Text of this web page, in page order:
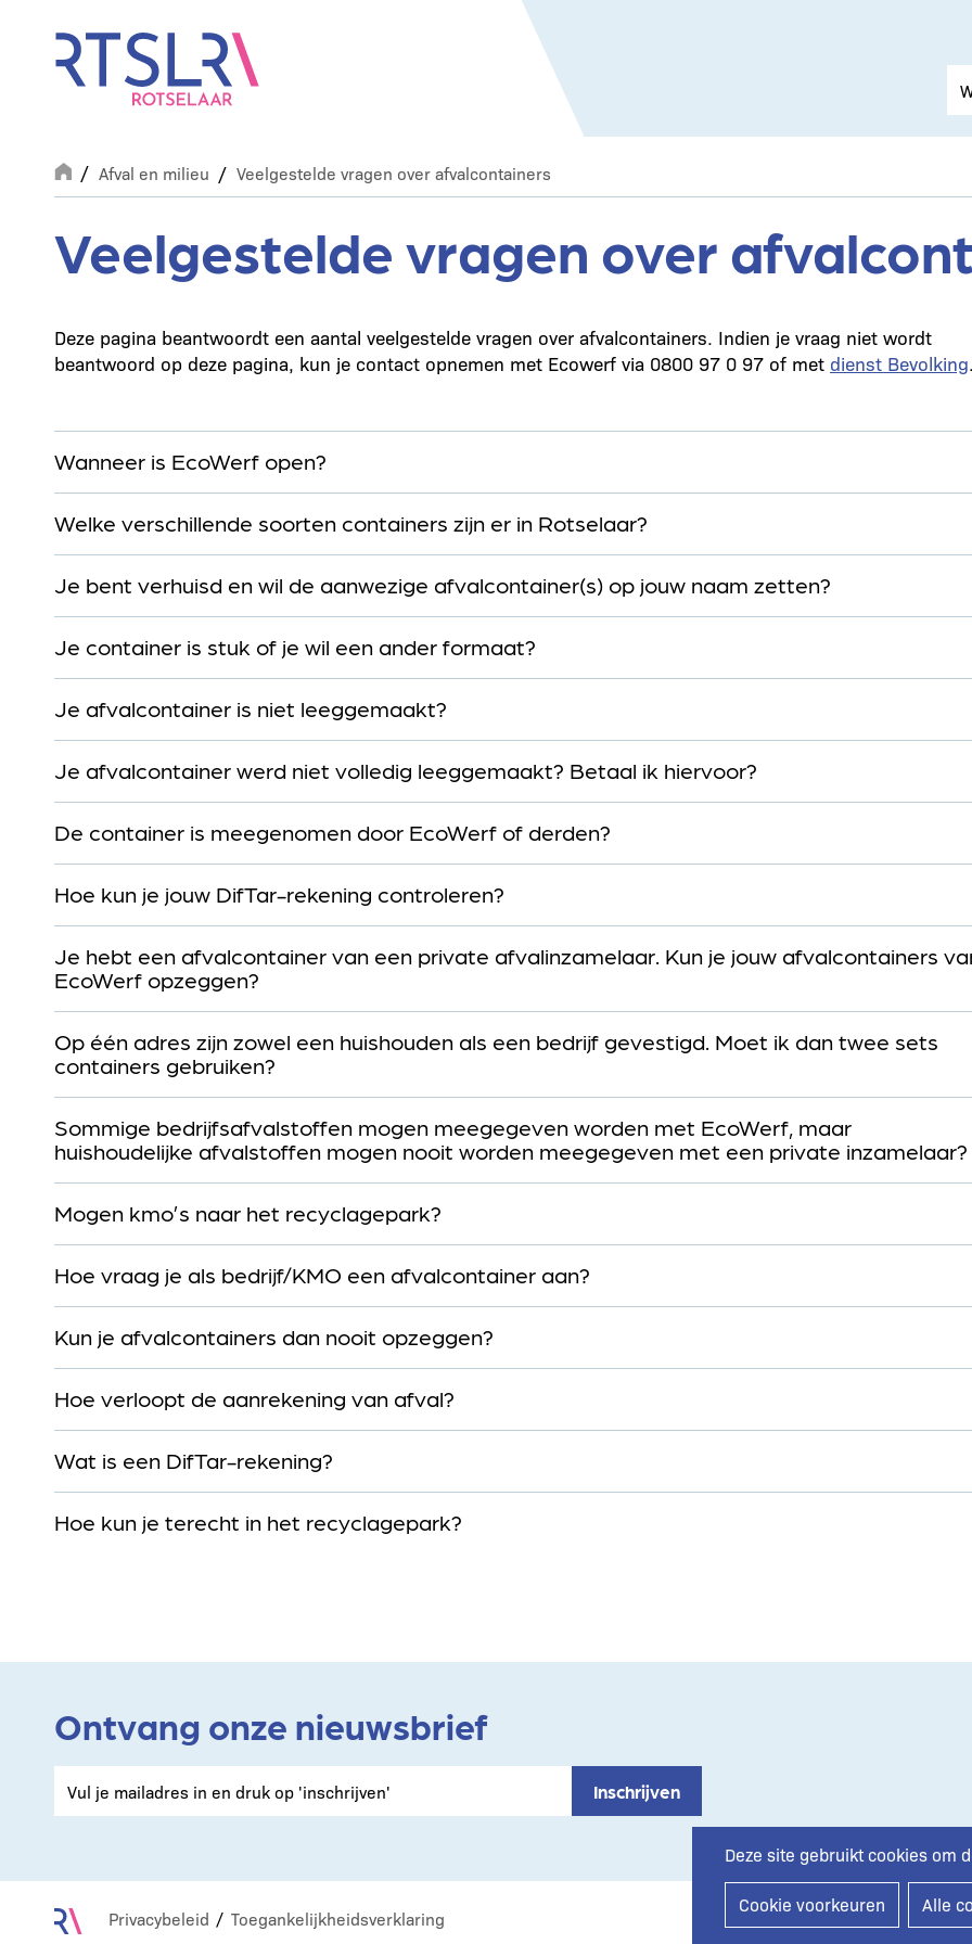
Breadcrumb
Afval en milieu Veelgestelde vragen over afvalcontainers
Veelgestelde vragen over
Deze pagina beantwoordt een aantal veelgestelde vragen over afvalcontainers. Indien je vraag niet wordt
beantwoord op deze pagina, kun je contact opnemen met Ecowerf via 0800 97 0 97 of met dienst Bevolking
Wanneer is EcoWerf open?
Welke verschillende soorten containers zijn er in Rotselaar?
Je bent verhuisd en wil de aanwezige afvalcontainer(s) op jouw naam zetten?
Je container is stuk of je wil een ander formaat?
Je afvalcontainer is niet leeggemaakt?
Je afvalcontainer werd niet volledig leeggemaakt? Betaal ik hiervoor?
De container is meegenomen door EcoWerf of derden?
Hoe kun je jouw DifTar-rekening controleren?
Je hebt een afvalcontainer van een private afvalinzamelaar. Kun je jouw afvalcontainers
EcoWerf opzeggen?
Op één adres zijn zowel een huishouden als een bedrijf gevestigd. Moet ik dan twee sets
containers gebruiken?
Sommige bedrijfsafvalstoffen mogen meegegeven worden met EcoWerf, maar
huishoudelijke afvalstoffen mogen nooit worden meegegeven met een private inzamelaar?
Mogen kmo’s naar het recyclagepark?
Hoe vraag je als bedrijf/KMO een afvalcontainer aan?
Kun je afvalcontainers dan nooit opzeggen?
Hoe verloopt de aanrekening van afval?
Wat is een DifTar-rekening?
Hoe kun je terecht in het recyclagepark?
Ontvang onze nieuwsbrief
FooterPrivacybeleid Toegankelijkheidsverklaring
Deze site gebruikt cookies om
Cookie voorkeuren Alle